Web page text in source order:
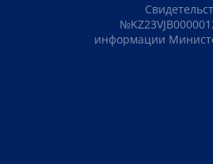
информации